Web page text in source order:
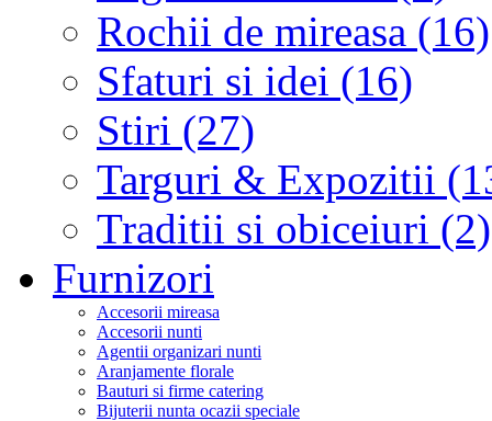
Rochii de mireasa (16)
Sfaturi si idei (16)
Stiri (27)
Targuri & Expozitii
Traditii si obiceiuri (2)
Furnizori
Accesorii mireasa
Accesorii nunti
Agentii organizari nunti
Aranjamente florale
Bauturi si firme catering
Bijuterii nunta ocazii speciale